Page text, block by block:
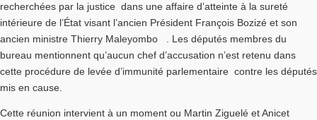
recherchées par la justice dans une affaire d’atteinte à la sureté
intérieure de l’État visant l’ancien Président François Bozizé et son
ancien ministre Thierry Maleyombo . Les députés membres du
bureau mentionnent qu’aucun chef d’accusation n’est retenu dans
cette procédure de levée d’immunité parlementaire contre les députés
mis en cause.
Cette réunion intervient à un moment ou Martin Ziguelé et Anicet